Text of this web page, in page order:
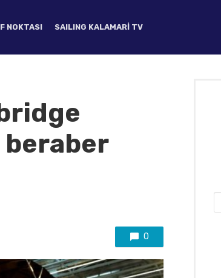
NOKTASI SAILING KALAMARI TV
0